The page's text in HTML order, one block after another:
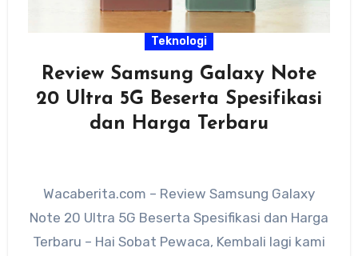
Teknologi
Review Samsung Galaxy Note
20 Ultra 5G Beserta Spesifikasi
dan Harga Terbaru
Wacaberita.com – Review Samsung Galaxy
Note 20 Ultra 5G Beserta Spesifikasi dan Harga
Terbaru – Hai Sobat Pewaca, Kembali lagi kami